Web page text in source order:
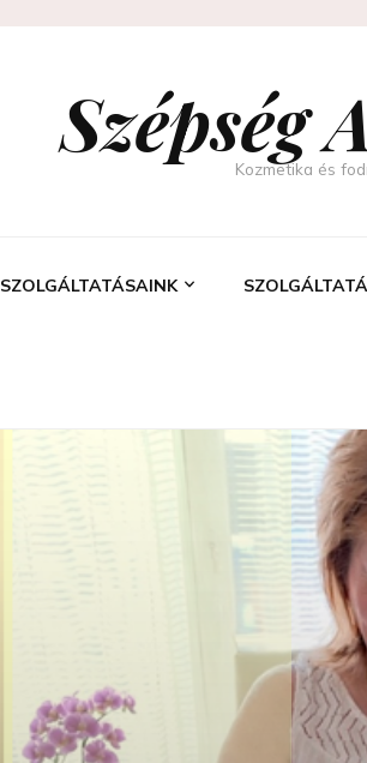
Szépség
Kozmetika és
SZOLGÁLTATÁSAINK